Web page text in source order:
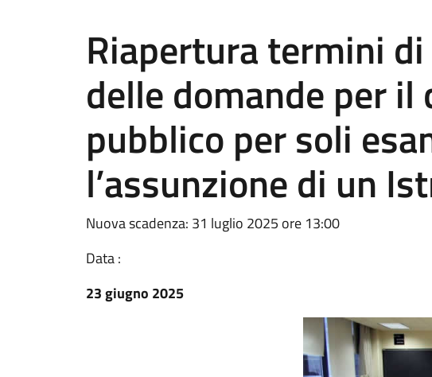
Riapertura termini
delle domande per il
pubblico per soli
l’assunzione di un
Nuova scadenza: 31 luglio 2025 ore 13:00
Data :
23 giugno 2025